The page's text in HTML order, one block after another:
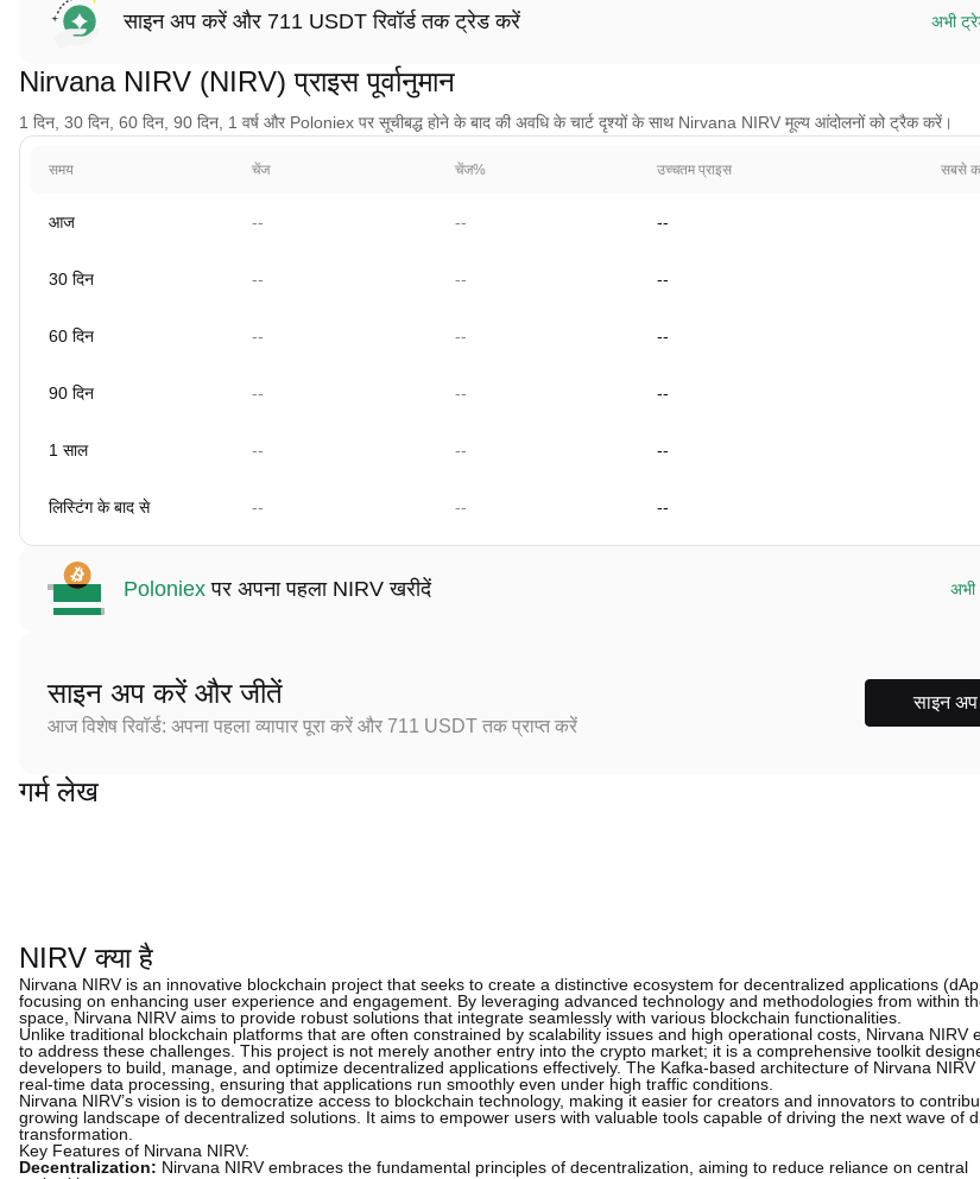
साइन अप करें और 711 USDT रिवॉर्ड तक ट्रेड करें अभी
Nirvana NIRV (NIRV) प्राइस पूर्वानुमान
1 दिन, 30 दिन, 60 दिन, 90 दिन, 1 वर्ष और Poloniex पर सूचीबद्ध होने के बाद की अवधि के चार्ट दृश्यों के साथ Nirvana NIRV मूल्य आंदोलनों को ट्रैक करें।
समय चेंज चेंज% उच्चतम प्राइस सबसे
आज -- -- --
30 दिन -- -- --
60 दिन -- -- --
90 दिन -- -- --
1 साल -- -- --
लिस्टिंग के बाद से -- -- --
Poloniex पर अपना पहला NIRV खरीदें अभी
साइन अप करें और जीतें
आज विशेष रिवॉर्ड: अपना पहला व्यापार पूरा करें और 711 USDT तक प्राप्त करें
साइन अप
गर्म लेख
NIRV क्या है
Nirvana NIRV is an innovative blockchain project that seeks to create a distinctive ecosystem for decentralized applications
focusing on enhancing user experience and engagement. By leveraging advanced technology and methodologies from within
space, Nirvana NIRV aims to provide robust solutions that integrate seamlessly with various blockchain functionalities.
Unlike traditional blockchain platforms that are often constrained by scalability issues and high operational costs, Nirvana NIRV
to address these challenges. This project is not merely another entry into the crypto market; it is a comprehensive toolkit
developers to build, manage, and optimize decentralized applications effectively. The Kafka-based architecture of Nirvana NIRV
real-time data processing, ensuring that applications run smoothly even under high traffic conditions.
Nirvana NIRV’s vision is to democratize access to blockchain technology, making it easier for creators and innovators to
growing landscape of decentralized solutions. It aims to empower users with valuable tools capable of driving the next wave of
transformation.
Key Features of Nirvana NIRV:
Decentralization: Nirvana NIRV embraces the fundamental principles of decentralization, aiming to reduce reliance on central